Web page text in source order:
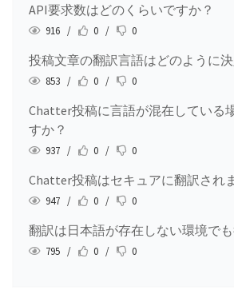
API要求数はどのくらいですか？
916 / 0 / 0
投稿文章の翻訳言語はどのように
853 / 0 / 0
Chatter投稿に言語が混在している
すか？
937 / 0 / 0
Chatter投稿はセキュアに翻訳され
947 / 0 / 0
翻訳は日本語が存在しない環境で
795 / 0 / 0